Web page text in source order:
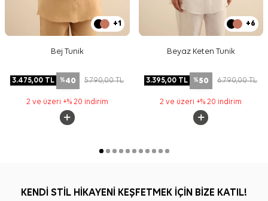
+1
Bej Tunik
3.475,00 TL %40 5.790,00TL
2 ve üzeri +% 20 indirim
+6
Beyaz Keten Tunik
3.395,00 TL %50 6.790,00TL
2 ve üzeri +% 20 indirim
KENDİ STİL HİKAYENİ KEŞFETMEK İÇİN BİZE KATIL!